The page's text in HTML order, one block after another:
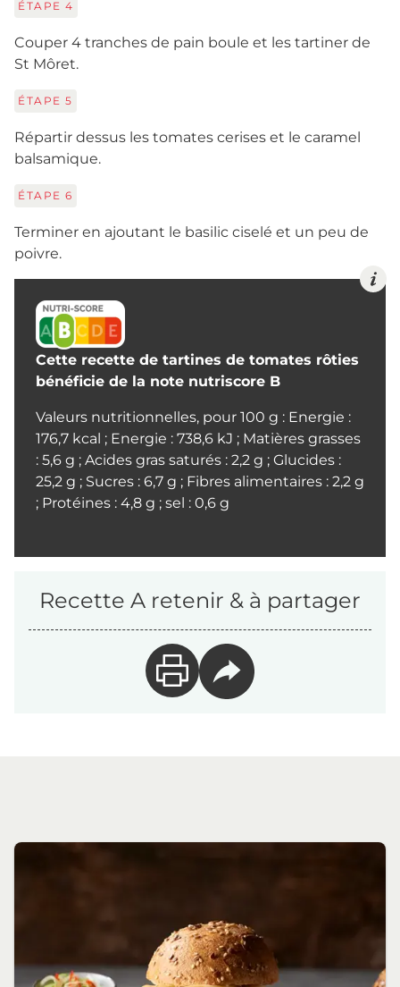
ÉTAPE 4
Couper 4 tranches de pain boule et les tartiner de
St Môret.
ÉTAPE 5
Répartir dessus les tomates cerises et le caramel
balsamique.
ÉTAPE 6
Terminer en ajoutant le basilic ciselé et un peu de
poivre.
Cette recette de tartines de tomates rôties
bénéficie de la note nutriscore B
Valeurs nutritionnelles, pour 100 g : Energie :
176,7 kcal ; Energie : 738,6 kJ ; Matières grasses
: 5,6 g ; Acides gras saturés : 2,2 g ; Glucides :
25,2 g ; Sucres : 6,7 g ; Fibres alimentaires : 2,2 g
; Protéines : 4,8 g ; sel : 0,6 g
Recette A retenir & à partager